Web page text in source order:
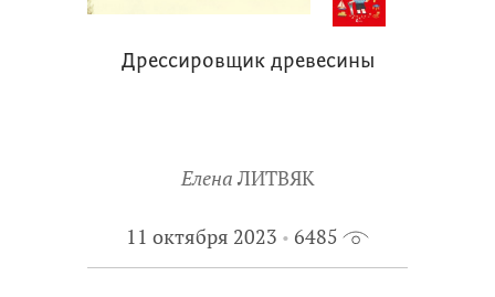
Дрессировщик древесины
Елена ЛИТВЯК
11 октября 2023 6485